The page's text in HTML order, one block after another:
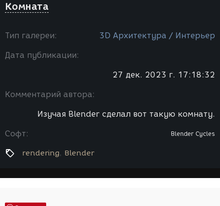
Комната
Тип галереи: 3D Архитектура / Интерьер
Дата публикации:
27 дек. 2023 г. 17:18:32
Комментарий автора:
Изучая Blender сделал вот такую комнату.
Софт: Blender Cycles
rendering Blender